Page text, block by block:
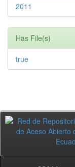
2011
Has File(s)
true